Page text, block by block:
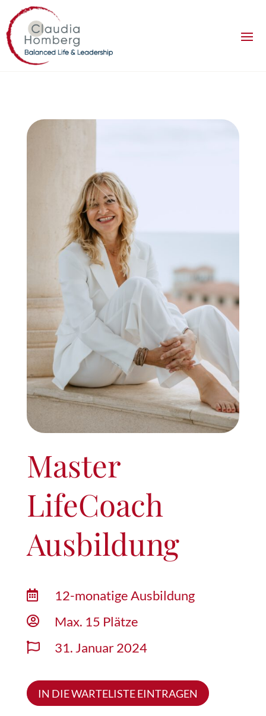
Master
LifeCoach
Ausbildung
 12-monatige Ausbildung
 Max. 15 Plätze
 31. Januar 2024
IN DIE WARTELISTE EINTRAGEN